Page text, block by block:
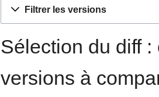
navigation
recherche
Filtrer les versions
Sélection du diff
versions à